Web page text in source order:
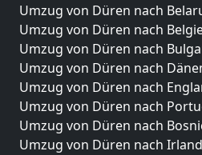
Umzug von Düren nach
Umzug von Düren nach
Umzug von Düren nach
Umzug von Düren nach
Umzug von Düren nach
Umzug von Düren nach
Umzug von Düren nach
Umzug von Düren nach Irland